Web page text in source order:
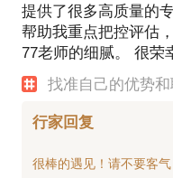
提供了很多高质量的
帮助我重点把控评估
77老师的细腻。 很荣
找准自己的优势
行家回复